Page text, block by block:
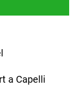
a Capelli